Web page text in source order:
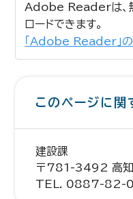
Adobe Readerは、
ロードできます。
「Adobe Reader」の
このページに関
建設課
〒781-3492 高知
TEL. 0887-82-